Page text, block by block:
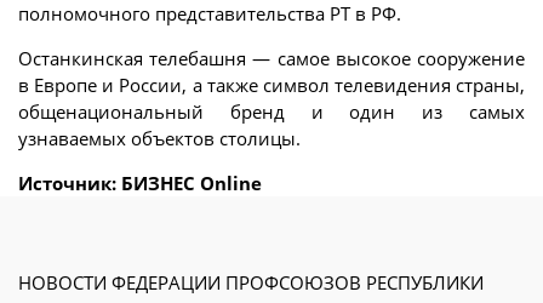
полномочного представительства РТ в РФ.
Останкинская телебашня — самое высокое сооружение
в Европе и России, а также символ телевидения страны,
общенациональный бренд и один из самых
узнаваемых объектов столицы.
Источник: БИЗНЕС Online
НОВОСТИ ФЕДЕРАЦИИ ПРОФСОЮЗОВ РЕСПУБЛИКИ